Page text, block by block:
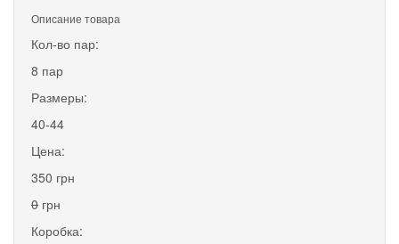
Описание товара
Кол-во пар:
8 пар
Размеры:
40-44
Цена:
350 грн
0 грн
Коробка: